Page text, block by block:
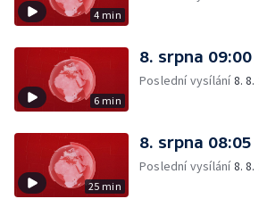
4 min
6 min
8. srpna 09:00
Poslední vysílání8. 8.
25 min
8. srpna 08:05
Poslední vysílání8. 8.